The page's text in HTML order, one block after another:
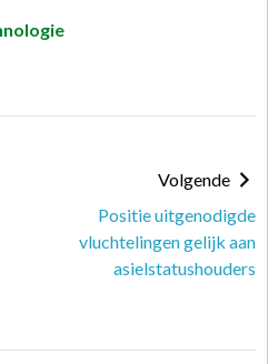
Volgende
Positie uitgenodigde
vluchtelingen gelijk aan
asielstatushouders